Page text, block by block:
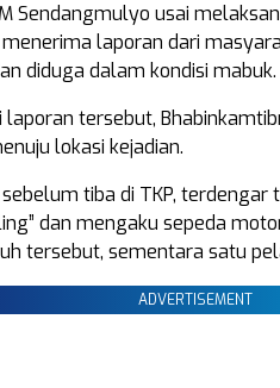
Sendangmulyo usai
menerima laporan dari
diduga dalam kondisi
laporan tersebut,
lokasi kejadian.
tiba di TKP,
dan mengaku sepeda
tersebut, sementara satu
ADVERTISEMENT